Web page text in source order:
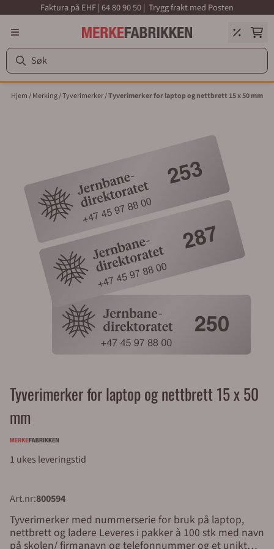
Hopp til innholdFaktura på EHF | 64 80 90 50 | Trygg frakt med Posten
Hjem/Merking/Tyverimerker/Tyverimerker for laptop og nettbrett 15 x 50 mm
Tyverimerker for laptop og nettbrett 15 x 50
mm
1 ukes leveringstid
Art.nr:800594
Tyverimerker med nummerserie for bruk på laptop,
nettbrett og ladere Leveres i pakker à 100 stk med navn
på skolen/ firmanavn og telefonnummer og et unikt